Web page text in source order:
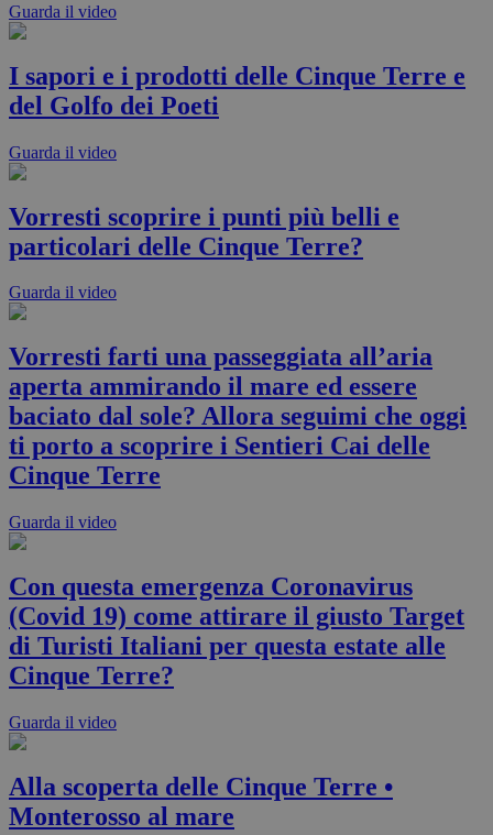
Guarda il video
I sapori e i prodotti delle Cinque Terre e
del Golfo dei Poeti
Guarda il video
Vorresti scoprire i punti più belli e
particolari delle Cinque Terre?
Guarda il video
Vorresti farti una passeggiata all’aria
aperta ammirando il mare ed essere
baciato dal sole? Allora seguimi che oggi
ti porto a scoprire i Sentieri Cai delle
Cinque Terre
Guarda il video
Con questa emergenza Coronavirus
(Covid 19) come attirare il giusto Target
di Turisti Italiani per questa estate alle
Cinque Terre?
Guarda il video
Alla scoperta delle Cinque Terre •
Monterosso al mare